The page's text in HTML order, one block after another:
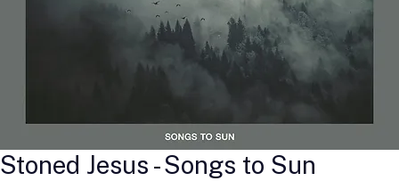
Stoned Jesus - Songs to Sun